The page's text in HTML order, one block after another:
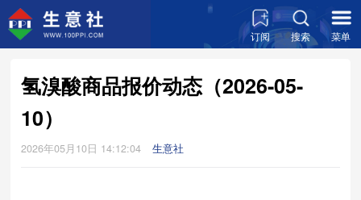
订阅 搜索 菜单
氢溴酸商品报价动态（2026-05-
10）
2026年05月10日 14:12:04 生意社